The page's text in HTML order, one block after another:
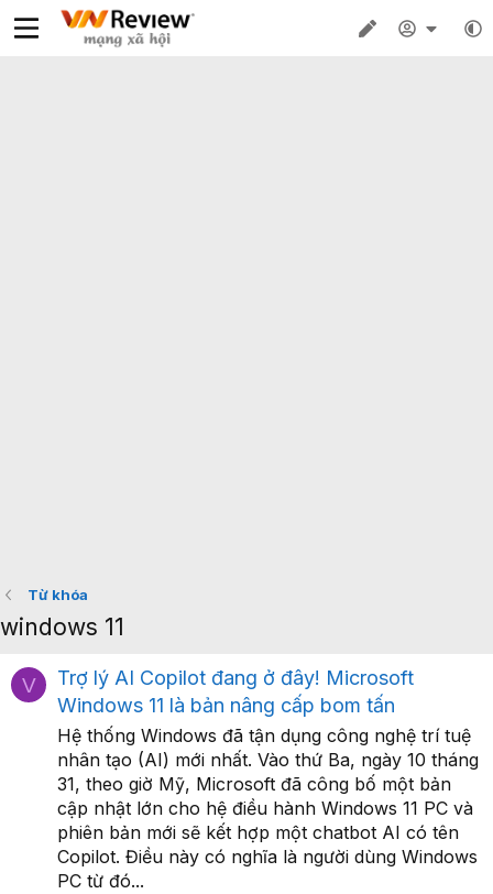
Từ khóa
windows 11
V
Trợ lý AI Copilot đang ở đây! Microsoft
Windows 11 là bản nâng cấp bom tấn
Hệ thống Windows đã tận dụng công nghệ trí tuệ
nhân tạo (AI) mới nhất. Vào thứ Ba, ngày 10 tháng
31, theo giờ Mỹ, Microsoft đã công bố một bản
cập nhật lớn cho hệ điều hành Windows 11 PC và
phiên bản mới sẽ kết hợp một chatbot AI có tên
Copilot. Điều này có nghĩa là người dùng Windows
PC từ đó...